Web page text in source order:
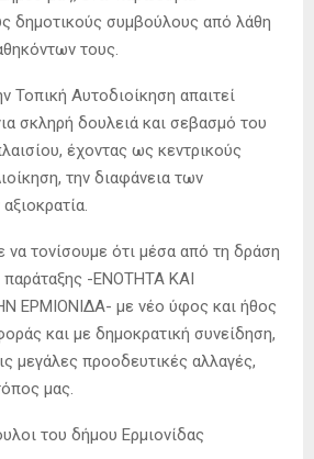
δημοτικούς συμβούλους από λάθη
τους.
Τοπική Αυτοδιοίκηση απαιτεί
σκληρή δουλειά και σεβασμό του
έχοντας ως κεντρικούς
την διαφάνεια των
να τονίσουμε ότι μέσα από τη δράση
παράταξης -ΕΝΟΤΗΤΑ ΚΑΙ
ΕΡΜΙΟΝΙΔΑ- με νέο ύφος και ήθος
και με δημοκρατική συνείδηση,
μεγάλες προοδευτικές αλλαγές,
μας.
του δήμου Ερμιονίδας